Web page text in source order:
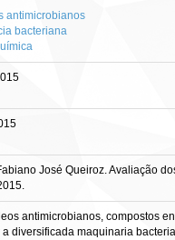
antimicrobianos
bacteriana
José Queiroz. Avaliação
antimicrobianos, compostos
a diversificada maquinaria